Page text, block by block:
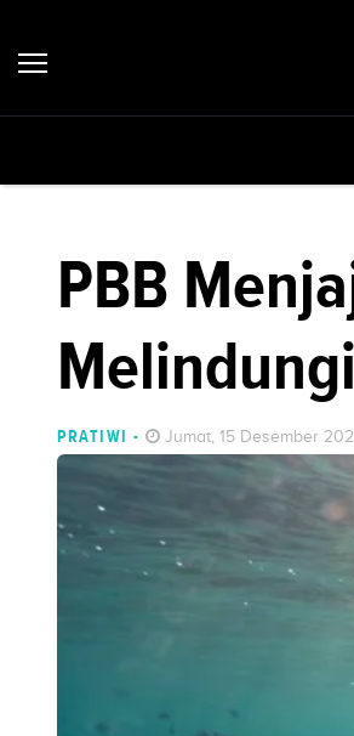
PBB
PRATIWI - Jumat, 15 Desember